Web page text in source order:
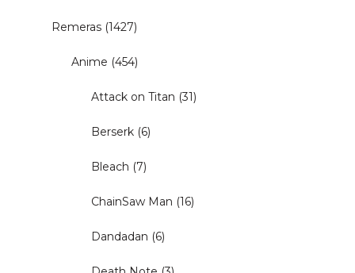
Remeras (1427)
Anime (454)
Attack on Titan (31)
Berserk (6)
Bleach (7)
ChainSaw Man (16)
Dandadan (6)